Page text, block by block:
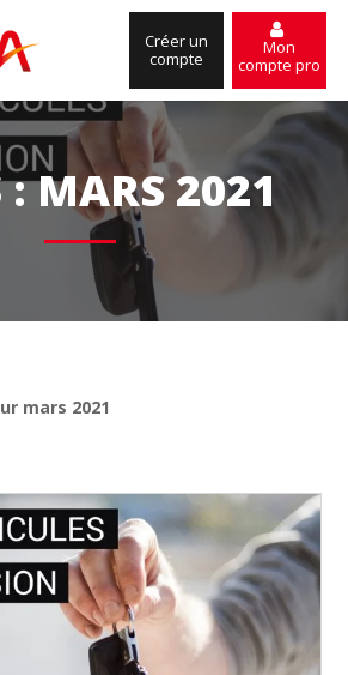
Créer un
compte
Mon
compte pro
:MARS 2021
mars 2021